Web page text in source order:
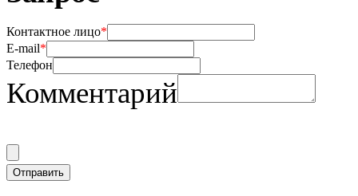
Контактное лицо*
E-mail*
Телефон
Комментарий